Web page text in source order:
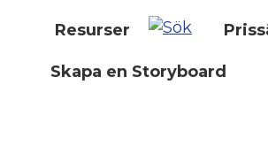
Resurser
Skapa en Storyboard